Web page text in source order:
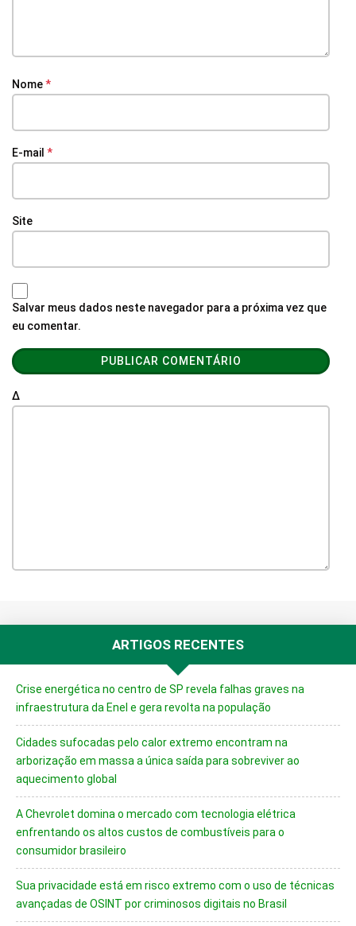
Nome*
E-mail *
Site
Salvar meus dados neste navegador para a próxima vez que
eu comentar.
Δ
ARTIGOS RECENTES
Crise energética no centro de SP revela falhas graves na
infraestrutura da Enel e gera revolta na população
Cidades sufocadas pelo calor extremo encontram na
arborização em massa a única saída para sobreviver ao
aquecimento global
A Chevrolet domina o mercado com tecnologia elétrica
enfrentando os altos custos de combustíveis para o
consumidor brasileiro
Sua privacidade está em risco extremo com o uso de técnicas
avançadas de OSINT por criminosos digitais no Brasil